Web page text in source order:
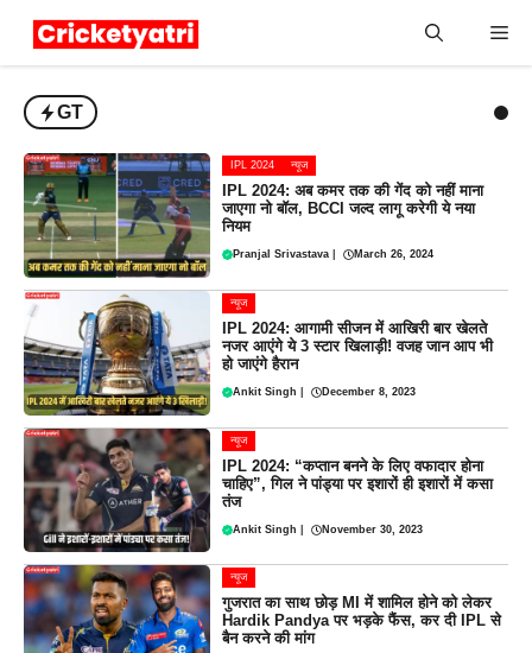
GT
IPL 2024 न्यूज
IPL 2024: अब कमर तक की गेंद को नहीं माना
जाएगा नो बॉल, BCCI जल्द लागू करेगी ये नया
नियम
Pranjal Srivastava March 26, 2024
न्यूज
IPL 2024: आगामी सीजन में आखिरी बार खेलते
नजर आएंगे ये 3 स्टार खिलाड़ी! वजह जान आप भी
हो जाएंगे हैरान
Ankit Singh December 8, 2023
न्यूज
IPL 2024: “कप्तान बनने के लिए वफादार होना
चाहिए”, गिल ने पांड्या पर इशारों ही इशारों में कसा
तंज
Ankit Singh November 30, 2023
न्यूज
गुजरात का साथ छोड़ MI में शामिल होने को लेकर
Hardik Pandya पर भड़के फैंस, कर दी IPL से
बैन करने की मांग